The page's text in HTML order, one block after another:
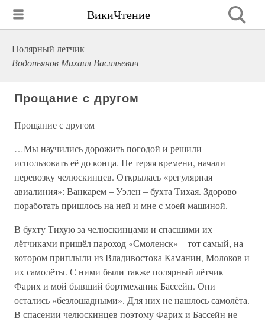
ВикиЧтение
Полярный летчик
Водопьянов Михаил Васильевич
Прощание с другом
Прощание с другом
…Мы научились дорожить погодой и решили
использовать её до конца. Не теряя времени, начали
перевозку челюскинцев. Открылась «регулярная
авиалиния»: Ванкарем – Уэлен – бухта Тихая. Здорово
поработать пришлось на ней и мне с моей машиной.
В бухту Тихую за челюскинцами и спасшими их
лётчиками пришёл пароход «Смоленск» – тот самый, на
котором приплыли из Владивостока Каманин, Молоков и
их самолёты. С ними были также полярный лётчик
Фарих и мой бывший бортмеханик Бассейн. Они
остались «безлошадными». Для них не нашлось самолёта.
В спасении челюскинцев поэтому Фарих и Бассейн не